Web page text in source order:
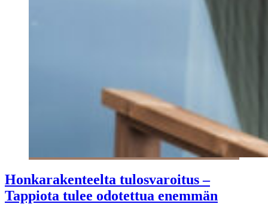
Honkarakenteelta tulosvaroitus –
Tappiota tulee odotettua enemmän